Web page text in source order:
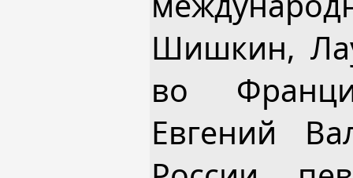
Шишкин,
во
Евгений